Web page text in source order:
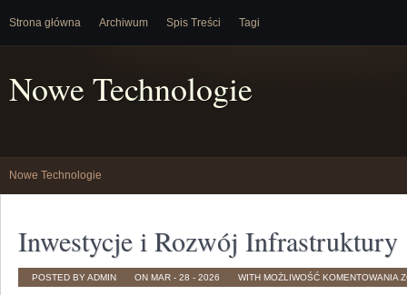
Strona główna Archiwum Spis Treści Tagi
Nowe Technologie
Nowe Technologie
Inwestycje i Rozwój Infrastruktury
POSTED BY ADMIN ON MAR - 28 - 2026 WITH MOŻLIWOŚĆ KOMENTOWANIA
I